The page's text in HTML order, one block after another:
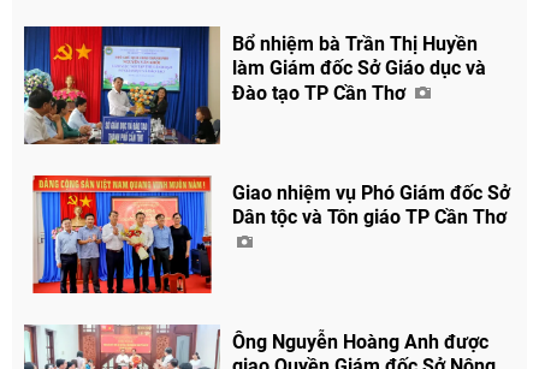
Facebook
Bổ nhiệm bà Trần Thị Huyền
làm Giám đốc Sở Giáo dục và
Đào tạo TP Cần Thơ
Giao nhiệm vụ Phó Giám đốc Sở
Dân tộc và Tôn giáo TP Cần Thơ
Ông Nguyễn Hoàng Anh được